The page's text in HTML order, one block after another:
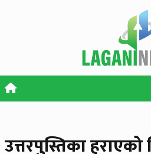
उत्तरपुस्तिका